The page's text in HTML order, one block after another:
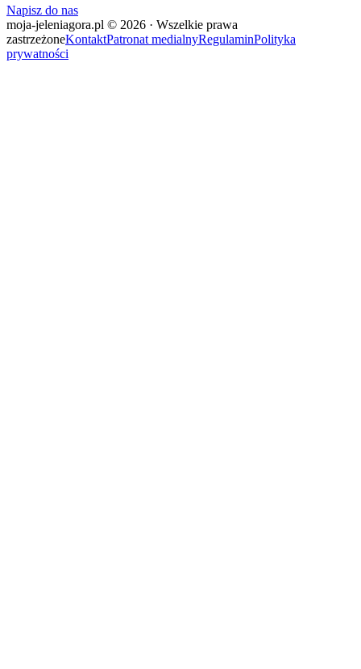
Napisz do nas
moja-jeleniagora.pl © 2026 · Wszelkie prawa
zastrzeżoneKontaktPatronat medialnyRegulaminPolityka
prywatności